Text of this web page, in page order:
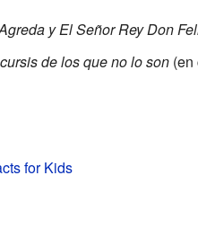
y El Señor Rey Don
de los que no lo son(en
for Kids